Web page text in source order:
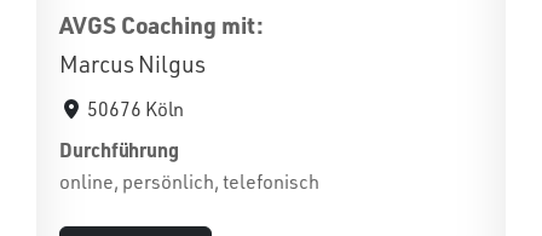
AVGS Coaching mit:
Marcus Nilgus
50676 Köln
Durchführung
online, persönlich, telefonisch